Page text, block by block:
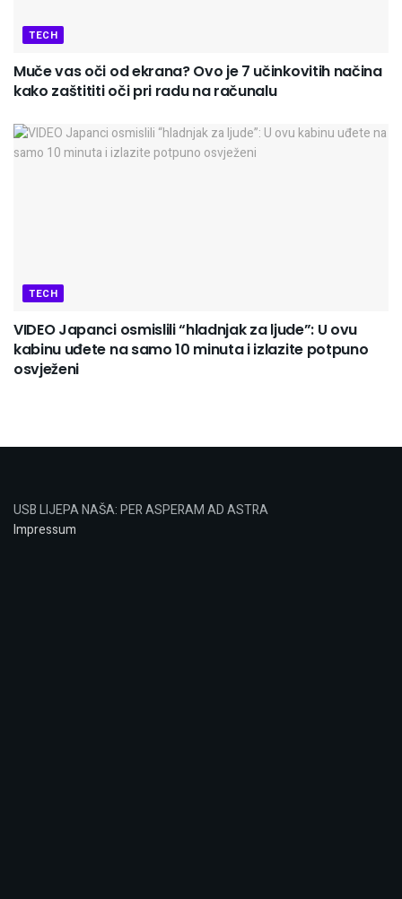
TECH
Muče vas oči od ekrana? Ovo je 7 učinkovitih načina
kako zaštititi oči pri radu na računalu
TECH
VIDEO Japanci osmislili “hladnjak za ljude”: U ovu
kabinu uđete na samo 10 minuta i izlazite potpuno
osvježeni
USB LIJEPA NAŠA: PER ASPERAM AD ASTRA
Impressum